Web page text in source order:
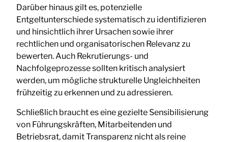
Darüber hinaus gilt es, potenzielle
Entgeltunterschiede systematisch zu identifizieren
und hinsichtlich ihrer Ursachen sowie ihrer
rechtlichen und organisatorischen Relevanz zu
bewerten. Auch Rekrutierungs- und
Nachfolgeprozesse sollten kritisch analysiert
werden, um mögliche strukturelle Ungleichheiten
frühzeitig zu erkennen und zu adressieren.
Schließlich braucht es eine gezielte Sensibilisierung
von Führungskräften, Mitarbeitenden und
Betriebsrat, damit Transparenz nicht als reine